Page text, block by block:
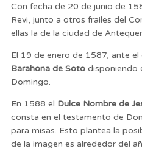
Con fecha de 20 de junio de
Revi, junto a otros frailes del
ellas la de la ciudad de
El 19 de enero de 1587, ante
Barahona de Soto disponiendo
Domingo.
En 1588 el Dulce Nombre de
consta en el testamento de
para misas. Esto plantea la
de la imagen es alrededor del